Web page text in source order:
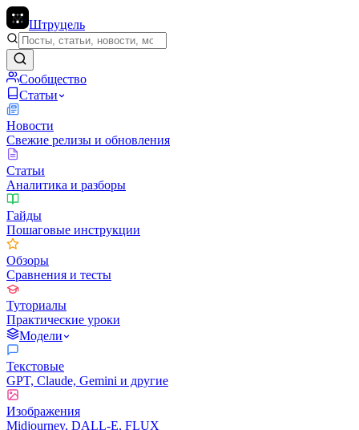
Штруцель
Сообщество
Статьи
Новости
Свежие релизы и обновления
Статьи
Аналитика и разборы
Гайды
Пошаговые инструкции
Обзоры
Сравнения и тесты
Туториалы
Практические уроки
Модели
Текстовые
GPT, Claude, Gemini и другие
Изображения
Midjourney, DALL-E, FLUX